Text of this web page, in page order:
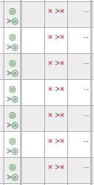
◎
>◎
× >× --
◎
>◎
× >× --
◎
>◎
× >× --
◎
>◎
× >× --
◎
>◎
× >× --
◎
>◎
× >× --
◎
>◎
× >× --